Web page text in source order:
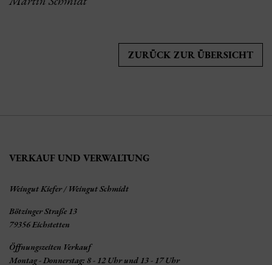
ZURÜCK ZUR ÜBERSICHT
VERKAUF UND VERWALTUNG
Weingut Kiefer / Weingut Schmidt
Bötzinger Straße 13
79356 Eichstetten
Öffnungszeiten Verkauf
Montag - Donnerstag: 8 - 12 Uhr und 13 - 17 Uhr